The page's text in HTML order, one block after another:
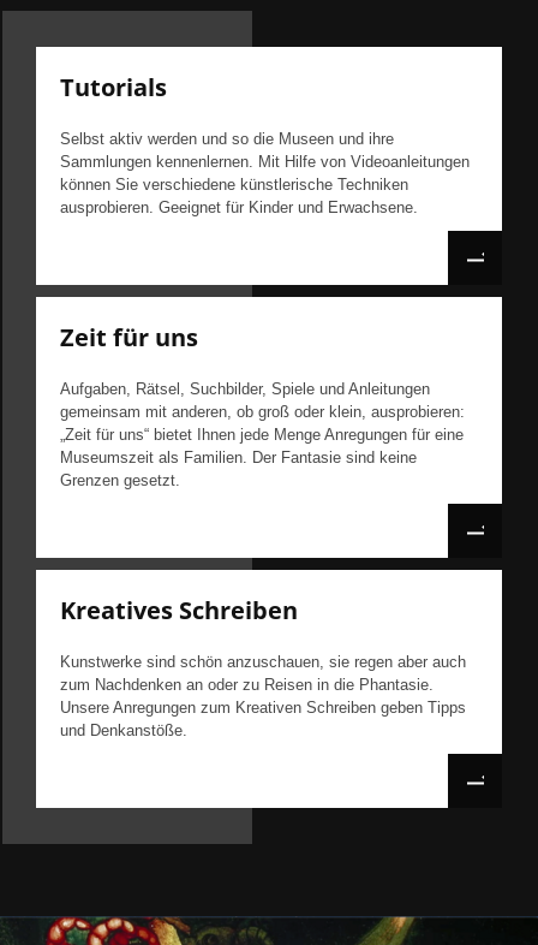
Tutorials
Selbst aktiv werden und so die Museen und ihre
Sammlungen kennenlernen. Mit Hilfe von Videoanleitungen
können Sie verschiedene künstlerische Techniken
ausprobieren. Geeignet für Kinder und Erwachsene.
Zeit für uns
Aufgaben, Rätsel, Suchbilder, Spiele und Anleitungen
gemeinsam mit anderen, ob groß oder klein, ausprobieren:
„Zeit für uns“ bietet Ihnen jede Menge Anregungen für eine
Museumszeit als Familien. Der Fantasie sind keine
Grenzen gesetzt.
Kreatives Schreiben
Kunstwerke sind schön anzuschauen, sie regen aber auch
zum Nachdenken an oder zu Reisen in die Phantasie.
Unsere Anregungen zum Kreativen Schreiben geben Tipps
und Denkanstöße.